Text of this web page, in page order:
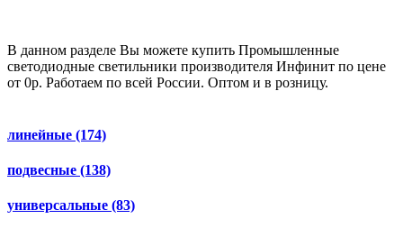
В данном разделе Вы можете купить Промышленные
светодиодные светильники производителя Инфинит по цене
от 0р. Работаем по всей России. Оптом и в розницу.
линейные (174)
подвесные (138)
универсальные (83)